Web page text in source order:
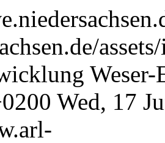
Weser-
Wed, 17